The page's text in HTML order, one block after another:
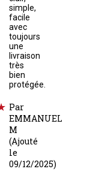
simple,
facile
avec
toujours
une
livraison
très
bien
protégée.
Par
EMMANUEL
M
(Ajouté
le
09/12/2025)